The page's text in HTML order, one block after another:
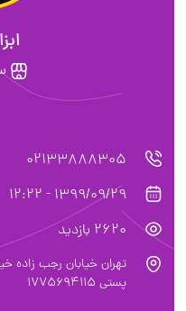
02133888305
1399/09/29 - 12:22
2620 بازدید
پستی ۱۷۷5694115